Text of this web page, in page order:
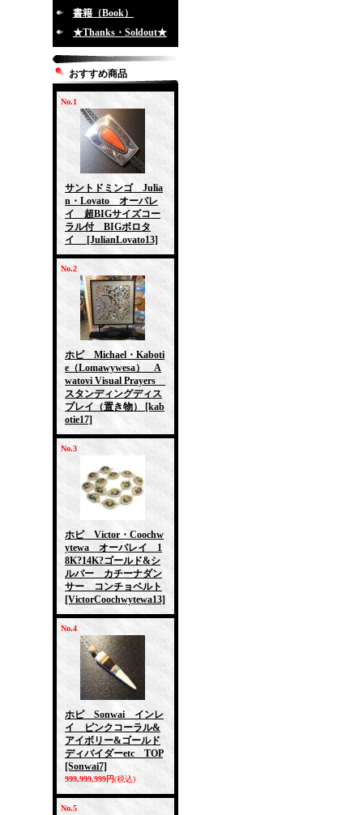
書籍（Book）
★Thanks・Soldout★
おすすめ商品
No.1
サントドミンゴ Julia
n・Lovato オーバレ
イ 超BIGサイズコー
ラル付 BIGボロタ
イ
[JulianLovato13]
No.2
ホピ Michael・Kaboti
e（Lomawywesa） A
watovi Visual Prayers
スタンディングディス
プレイ（置き物）
[kab
otie17]
No.3
ホピ Victor・Coochw
ytewa オーバレイ 1
8K?14K?ゴールド&シ
ルバー カチーナダン
サー コンチョベルト
[VictorCoochwytewa13]
No.4
ホピ Sonwai インレ
イ ピンクコーラル&
アイボリー&ゴールド
ディバイダーetc TOP
[Sonwai7]
999,999,999円(税込)
No.5